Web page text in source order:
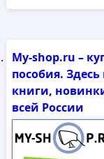
My-shop.ru –
пособия.
книги,
всей России